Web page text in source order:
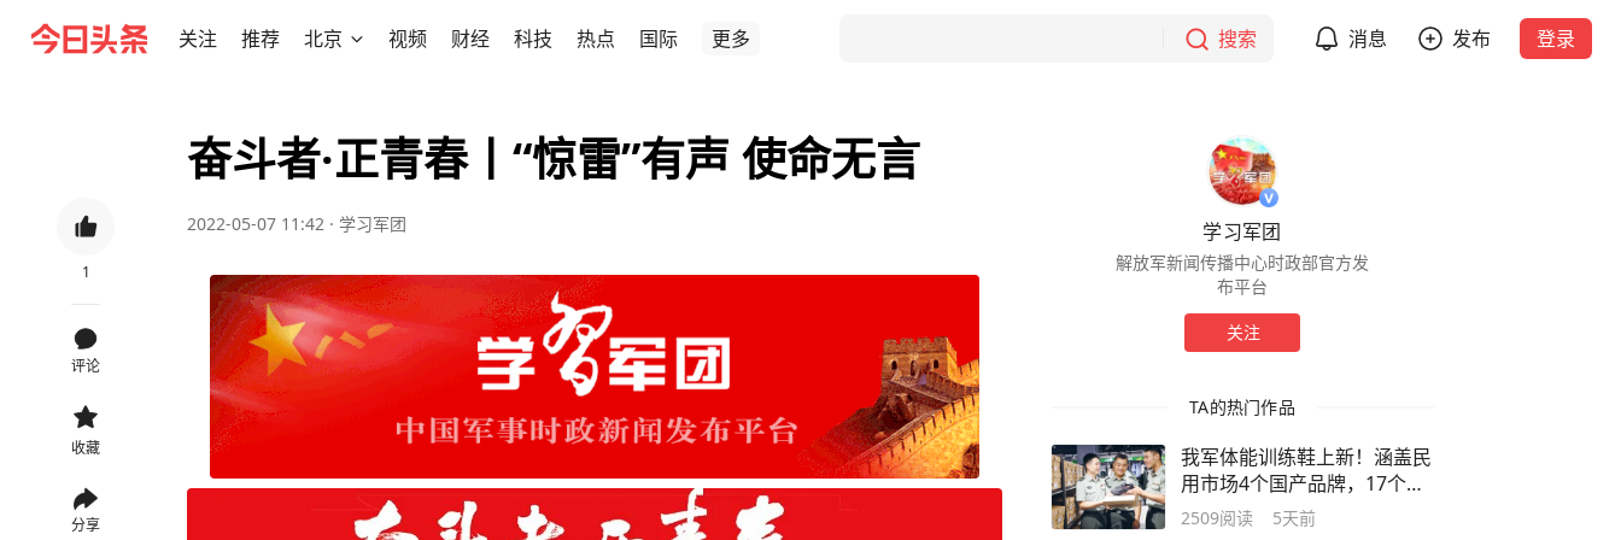
关注 推荐 北京 视频 财经 科技 热点 国际 更多 搜索 消息 发布 登录
1
评论
收藏
分享
奋斗者·正青春丨“惊雷”有声 使命无言
2022-05-07 11:42 · 学习军团 学习军团
解放军新闻传播中心时政部官方发
布平台
关注
TA的热门作品
我军体能训练鞋上新！涵盖民
用市场4个国产品牌，17个成
熟款型
2509阅读 5天前